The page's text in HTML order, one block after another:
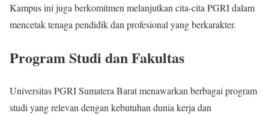
Kampus ini juga berkomitmen melanjutkan cita-cita PGRI dalam
mencetak tenaga pendidik dan profesional yang berkarakter.
Program Studi dan Fakultas
Universitas PGRI Sumatera Barat menawarkan berbagai program
studi yang relevan dengan kebutuhan dunia kerja dan